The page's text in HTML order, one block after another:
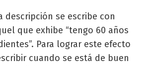
descripción se escribe con
que exhibe “tengo 60 años
Para lograr este efecto
cuando se está de buen